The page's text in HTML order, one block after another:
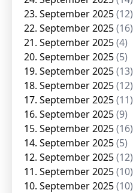
23. September 2025(12)
22. September 2025(16)
21. September 2025(4)
20. September 2025(5)
19. September 2025(13)
18. September 2025(12)
17. September 2025(11)
16. September 2025(9)
15. September 2025(16)
14. September 2025(5)
12. September 2025(12)
11. September 2025(10)
10. September 2025(10)